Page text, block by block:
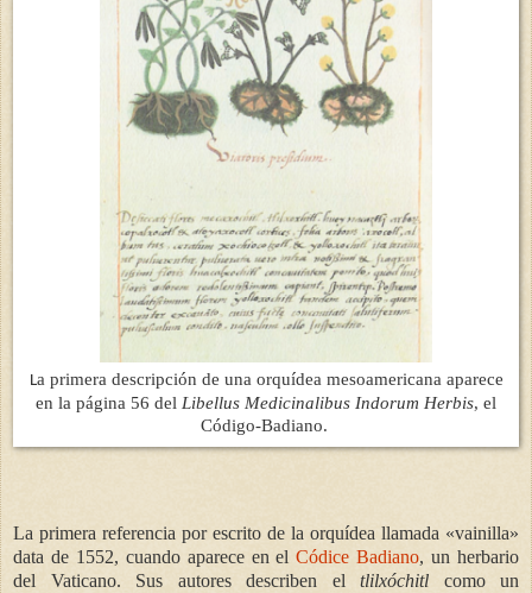
La primera descripción de una orquídea mesoamericana aparece
en la página 56 del Libellus Medicinalibus Indorum Herbis, el
Código-Badiano.
La primera referencia por escrito de la orquídea llamada «vainilla»
data de 1552, cuando aparece en elCódice Badiano, un herbario
del Vaticano. Sus autores describen el tlilxóchitl como un